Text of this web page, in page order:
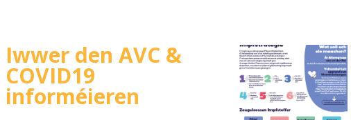
Iwwer den AVC &
COVID19
informéieren